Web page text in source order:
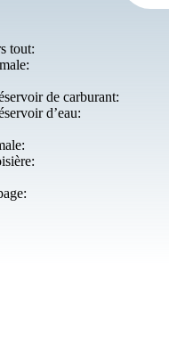
tout:
de carburant:
d’eau: